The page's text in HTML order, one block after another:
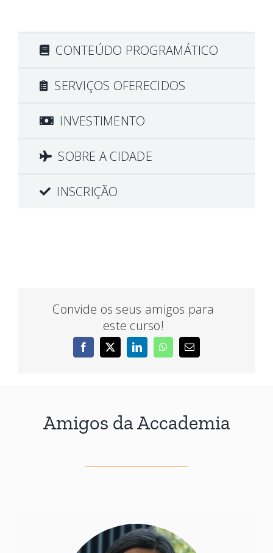
CONTEÚDO PROGRAMÁTICO
SERVIÇOS OFERECIDOS
INVESTIMENTO
SOBRE A CIDADE
INSCRIÇÃO
Convide os seus amigos para
este curso!
Amigos da Accademia